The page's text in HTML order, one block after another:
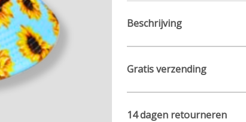
Beschrijving
Gratis verzending
14 dagen retourneren